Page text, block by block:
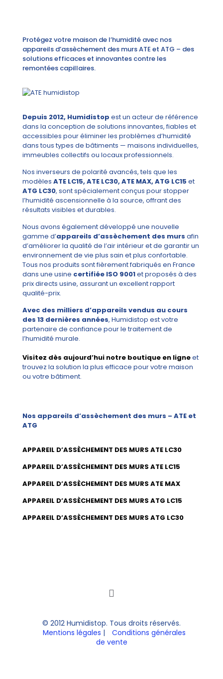
Protégez votre maison de l’humidité avec nos
appareils d’assèchement des murs ATE et ATG – des
solutions efficaces et innovantes contre les
remontées capillaires.
Depuis 2012, Humidistop est un acteur de référence
dans la conception de solutions innovantes, fiables et
accessibles pour éliminer les problèmes d’humidité
dans tous types de bâtiments — maisons individuelles,
immeubles collectifs ou locaux professionnels.
Nos inverseurs de polarité avancés, tels que les
modèles ATE LC15, ATE LC30, ATE MAX, ATG LC15 et
ATG LC30, sont spécialement conçus pour stopper
l’humidité ascensionnelle à la source, offrant des
résultats visibles et durables.
Nous avons également développé une nouvelle
gamme d’appareils d’assèchement des murs afin
d’améliorer la qualité de l’air intérieur et de garantir un
environnement de vie plus sain et plus confortable.
Tous nos produits sont fièrement fabriqués en France
dans une usine certifiée ISO 9001et proposés à des
prix directs usine, assurant un excellent rapport
qualité-prix.
Avec des milliers d’appareils vendus au cours
des 13 dernières années, Humidistop est votre
partenaire de confiance pour le traitement de
l’humidité murale.
Visitez dès aujourd’hui notre boutique en ligneet
trouvez la solution la plus efficace pour votre maison
ou votre bâtiment.
Nos appareils d’assèchement des murs – ATE et
ATG
APPAREIL D’ASSÈCHEMENT DES MURS ATE LC30
APPAREIL D’ASSÈCHEMENT DES MURS ATE LC15
APPAREIL D’ASSÈCHEMENT DES MURS ATE MAX
APPAREIL D’ASSÈCHEMENT DES MURS ATG LC15
APPAREIL D’ASSÈCHEMENT DES MURS ATG LC30
© 2012 Humidistop. Tous droits réservés.
Mentions légales |
Conditions générales
de vente